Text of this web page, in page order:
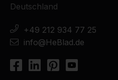
Deutschland
+49 212 934 77 25
info@HeBlad.de